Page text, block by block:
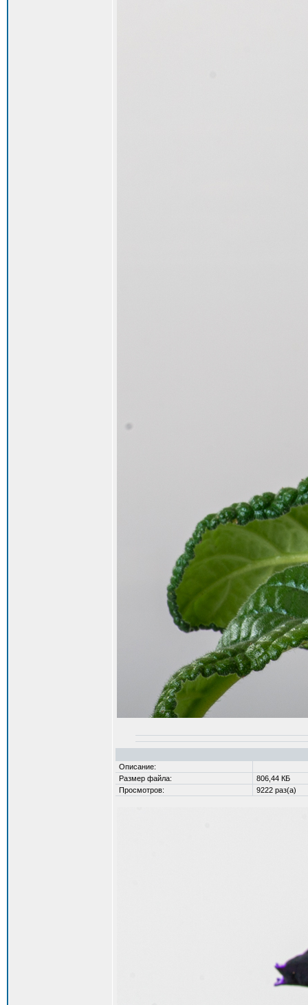
Описание:
Размер файла:
806,44 КБ
Просмотров:
9222 раз(а)